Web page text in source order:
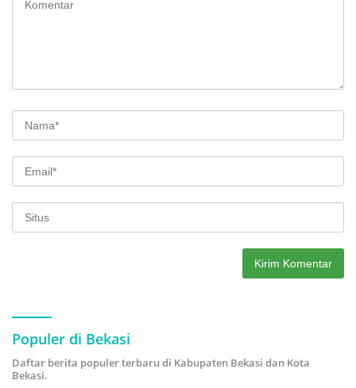
Populer di Bekasi
Daftar berita populer terbaru di Kabupaten Bekasi dan Kota
Bekasi.